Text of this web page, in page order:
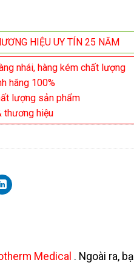
HIỆU UY TÍN 25 NĂM
nhái, hàng kém chất lượng
hãng 100%
lượng sản phẩm
thương hiệu
Medical . Ngoài ra,